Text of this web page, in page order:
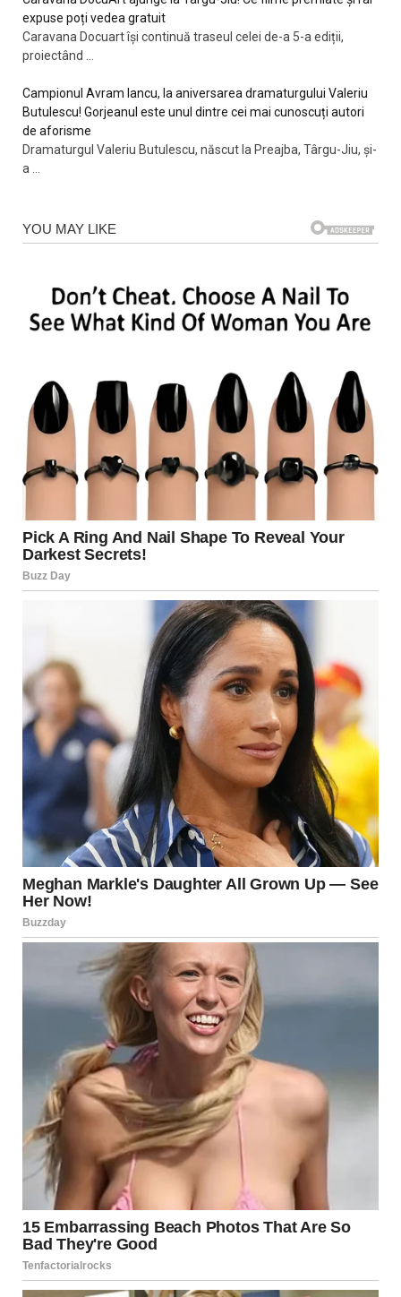
expuse poți vedea gratuit
Caravana Docuart își continuă traseul celei de-a 5-a ediții,
proiectând
Campionul Avram Iancu, la aniversarea dramaturgului Valeriu
Butulescu! Gorjeanul este unul dintre cei mai cunoscuți autori
de aforisme
Dramaturgul Valeriu Butulescu, născut la Preajba, Târgu-Jiu, și-
a